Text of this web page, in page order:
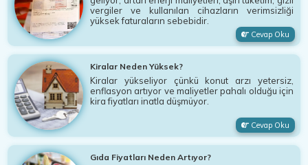
vergiler ve kullanılan cihazların verimsizliği
yüksek faturaların sebebidir.
Cevap Oku
Kiralar Neden Yüksek?
Kiralar yükseliyor çünkü konut arzı yetersiz,
enflasyon artıyor ve maliyetler pahalı olduğu için
kira fiyatları inatla düşmüyor.
Cevap Oku
Gıda Fiyatları Neden Artıyor?